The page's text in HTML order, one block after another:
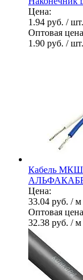
Цена:
1.94 руб. / шт.
Оптовая
1.90 руб. / шт.
Кабель
Цена:
33.04 руб. / м
Оптовая
32.38 руб. / м